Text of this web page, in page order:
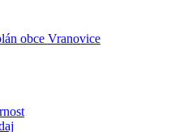
obce Vranovice